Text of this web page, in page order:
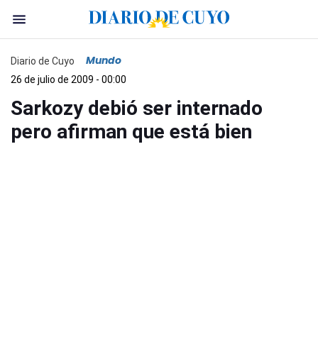
Diario de Cuyo Mundo
26 de julio de 2009 - 00:00
Sarkozy debió ser internado
pero afirman que está bien